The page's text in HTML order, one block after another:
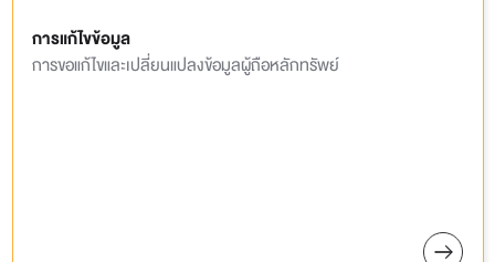
การแก้ไขข้อมูล
การขอแก้ไขและเปลี่ยนแปลงข้อมูลผู้ถือหลักทรัพย์